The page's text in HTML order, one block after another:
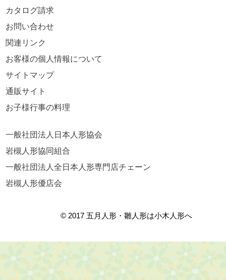
カタログ請求
お問い合わせ
関連リンク
お客様の個人情報について
サイトマップ
通販サイト
お子様行事の料理
一般社団法人日本人形協会
岩槻人形協同組合
一般社団法人全日本人形専門店チェーン
岩槻人形優店会
© 2017 五月人形・雛人形は小木人形へ